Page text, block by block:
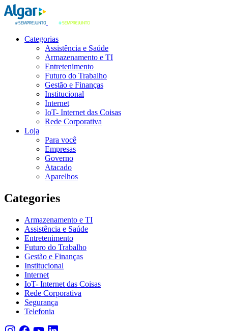
Categorias
Assistência e Saúde
Armazenamento e TI
Entretenimento
Futuro do Trabalho
Gestão e Finanças
Institucional
Internet
IoT- Internet das Coisas
Rede Corporativa
Loja
Para você
Empresas
Governo
Atacado
Aparelhos
Categories
Armazenamento e TI
Assistência e Saúde
Entretenimento
Futuro do Trabalho
Gestão e Finanças
Institucional
Internet
IoT- Internet das Coisas
Rede Corporativa
Segurança
Telefonia